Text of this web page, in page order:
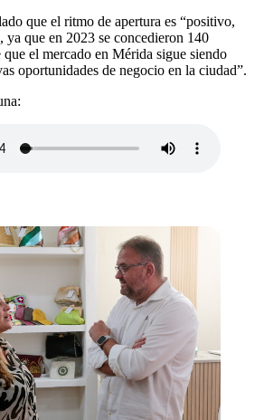
que el ritmo de apertura es “positivo,
ya que en 2023 se concedieron 140
el mercado en Mérida sigue siendo
oportunidades de negocio en la ciudad”.